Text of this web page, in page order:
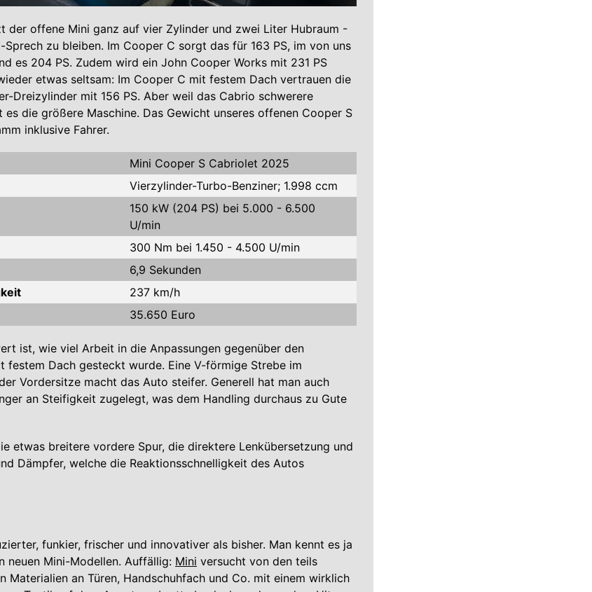
der offene Mini ganz auf vier Zylinder und zwei Liter Hubraum -
Sprech zu bleiben. Im Cooper C sorgt das für 163 PS, im von uns
es 204 PS. Zudem wird ein John Cooper Works mit 231 PS
etwas seltsam: Im Cooper C mit festem Dach vertrauen die
Dreizylinder mit 156 PS. Aber weil das Cabrio schwerere
es die größere Maschine. Das Gewicht unseres offenen Cooper S
inklusive Fahrer.
Mini Cooper S Cabriolet 2025
Vierzylinder-Turbo-Benziner; 1.998 ccm
150 kW (204 PS) bei 5.000 - 6.500
U/min
300 Nm bei 1.450 - 4.500 U/min
6,9 Sekunden
237 km/h
35.650 Euro
ist, wie viel Arbeit in die Anpassungen gegenüber den
festem Dach gesteckt wurde. Eine V-förmige Strebe im
Vordersitze macht das Auto steifer. Generell hat man auch
an Steifigkeit zugelegt, was dem Handling durchaus zu Gute
etwas breitere vordere Spur, die direktere Lenkübersetzung und
Dämpfer, welche die Reaktionsschnelligkeit des Autos
funkier, frischer und innovativer als bisher. Man kennt es ja
neuen Mini-Modellen. Auffällig: Mini versucht von den teils
Materialien an Türen, Handschuhfach und Co. mit einem wirklich